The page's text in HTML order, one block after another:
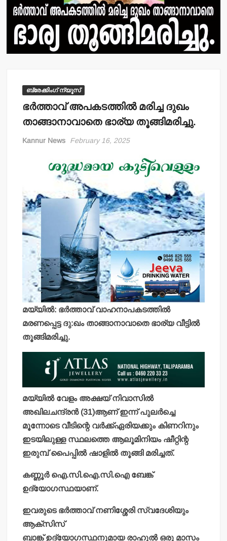
ബ്രേക്കിംഗ് ന്യൂസ്
ഭര്‍ത്താവ് അപകടത്തില്‍ മരിച്ച ദുഖം
താങ്ങാനാവാതെ ഭാര്യ തൂങ്ങിമരിച്ചു.
Kannur News February 16, 2025
മയ്യില്‍: ഭര്‍ത്താവ് വാഹനാപകടത്തില്‍
മരണപ്പെട്ട ദു:ഖം താങ്ങാനാവാതെ ഭാര്യ വീട്ടില്‍
തൂങ്ങിമരിച്ചു.
മയ്യില്‍ വേളം അക്ഷയ് നിവാസില്‍
അഖിലചന്ദ്രന്‍ (31)ആണ് ഇന്ന് പുലര്‍ച്ചെ
മൂന്നോടെ വീടിന്റെ വര്‍ക്ക്ഏരിയക്കും കിണറിനും
ഇടയിലുള്ള സ്ഥലത്തെ ആലൂമിനിയം ഷീറ്റിന്റ
ഇരുമ്പ് പൈപ്പില്‍ ഷാളില്‍ തൂങ്ങി മരിച്ചത്.
കണ്ണൂര്‍ ഐ.സി.ഐ.സി.ഐ ബേങ്ക്
ഉദ്യോഗസ്ഥയാണ്.
ഇവരുടെ ഭര്‍ത്താവ് നണിശ്ശേരി സ്വദേശിയും
ആക്‌സിസ്
ബാങ്ക് ഉദ്യോഗസ്ഥനുമായ രാഹുല്‍ ഒരു മാസം